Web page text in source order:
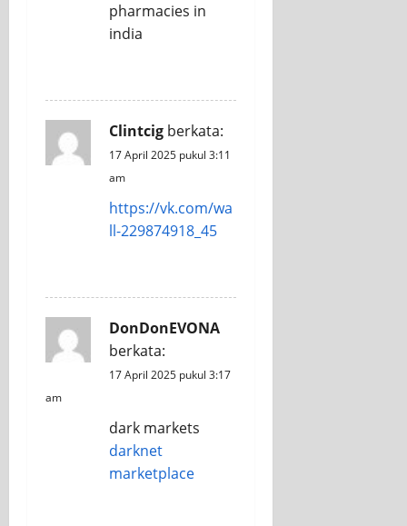
pharmacies in
india
Clintcig berkata:
17 April 2025 pukul 3:11
am
https://vk.com/wa
ll-229874918_45
DonDonEVONA
berkata:
17 April 2025 pukul 3:17
am
dark markets
darknet
marketplace